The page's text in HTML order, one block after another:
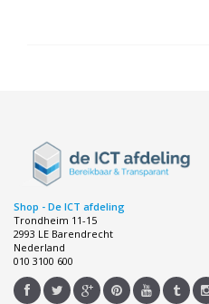
Shop - De ICT afdeling
Trondheim 11-15
2993 LE Barendrecht
Nederland
010 3100 600